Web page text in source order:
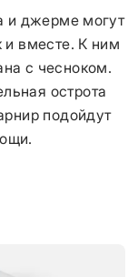
и джерме могут
и вместе. К ним
с чесноком.
острота
подойдут